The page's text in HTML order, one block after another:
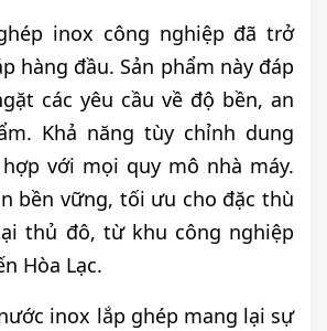
inox công nghiệp đã trở
hàng đầu. Sản phẩm này đáp
các yêu cầu về độ bền, an
Khả năng tùy chỉnh dung
với mọi quy mô nhà máy.
bền vững, tối ưu cho đặc thù
thủ đô, từ khu công nghiệp
Hòa Lạc.
inox lắp ghép mang lại sự